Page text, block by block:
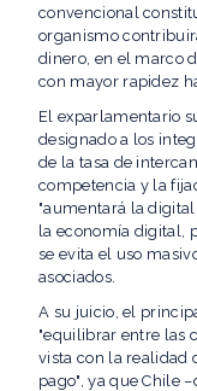
convencional
organismo
dinero, en el marco
con mayor rapidez
El exparlamentario
designado a los
de la tasa de
competencia y la
"aumentará la
la economía digital,
se evita el uso
asociados.
A su juicio, el
"equilibrar entre las
vista con la realidad
pago", ya que Chile